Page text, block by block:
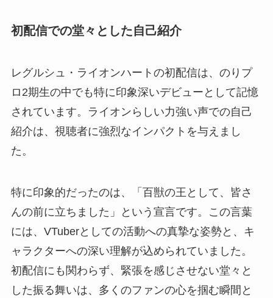
初配信での堂々とした自己紹介
レグルシュ・ライオンハートの初配信は、のりプ
ロ2期生の中でも特に印象深いデビューとして記憶
されています。ライオンらしい力強い声での自己
紹介は、視聴者に強烈なインパクトを与えまし
た。
特に印象的だったのは、「百獣の王として、皆さ
んの前に立ちました」という宣言です。この言葉
には、VTuberとしての活動への真摯な姿勢と、キ
ャラクターへの深い理解が込められていました。
初配信にも関わらず、緊張を感じさせない堂々と
した振る舞いは、多くのファンの心を掴む瞬間と